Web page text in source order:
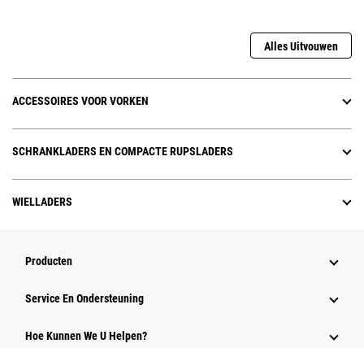
Alles Uitvouwen
ACCESSOIRES VOOR VORKEN
SCHRANKLADERS EN COMPACTE RUPSLADERS
WIELLADERS
Producten
Service En Ondersteuning
Hoe Kunnen We U Helpen?